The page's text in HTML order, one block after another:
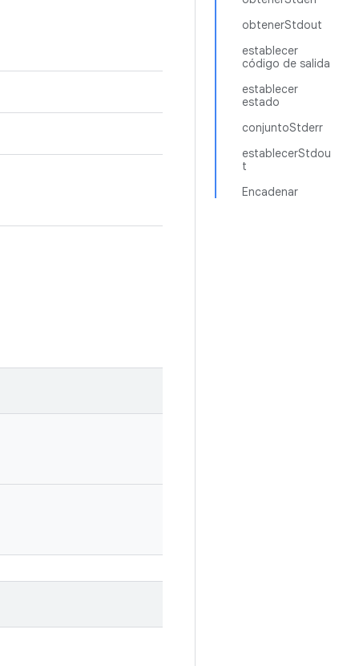
obtenerStdout
establecer
código de salida
establecer
estado
conjuntoStderr
establecerStdou
t
Encadenar